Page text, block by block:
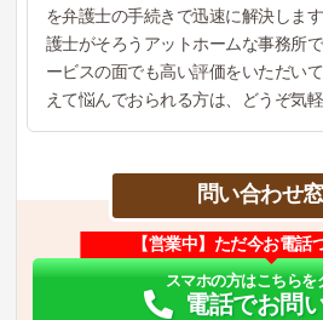
を弁護士の手続きで迅速に解決しま
護士がそろうアットホームな事務所
ービスの面でも高い評価をいただい
えて悩んでおられる方は、どうぞ気
問い合わせ
【営業中】ただ今お電話
スマホの方はこちらを
電話でお問